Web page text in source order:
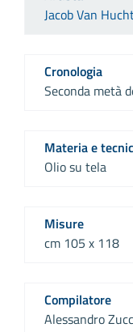
Jacob Van
Cronologia
Seconda metà
Materia e
Olio su tela
Misure
cm 105 x 118
Compilatore
Alessandro